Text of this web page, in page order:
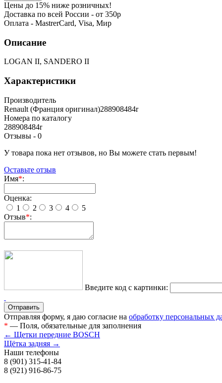
Цены до 15% ниже розничных!
Доставка по всей России - от 350р
Оплата - MastrerCard, Visa, Мир
Описание
LOGAN II, SANDERO II
Характеристики
Производитель
Renault (Франция оригинал)288908484r
Номера по каталогу
288908484r
Отзывы - 0
У товара пока нет отзывов, но Вы можете стать первым!
Оставьте отзыв
Имя*:
Оценка:
1
2 3 4
5
Отзыв*:
Введите код с картинки:
Отправляя форму, я даю согласие на обработку персональных
* — Поля, обязательные для заполнения
← Щетки передние BOSCH
Щётка задняя →
Наши телефоны
8 (901) 315-41-84
8 (921) 916-86-75